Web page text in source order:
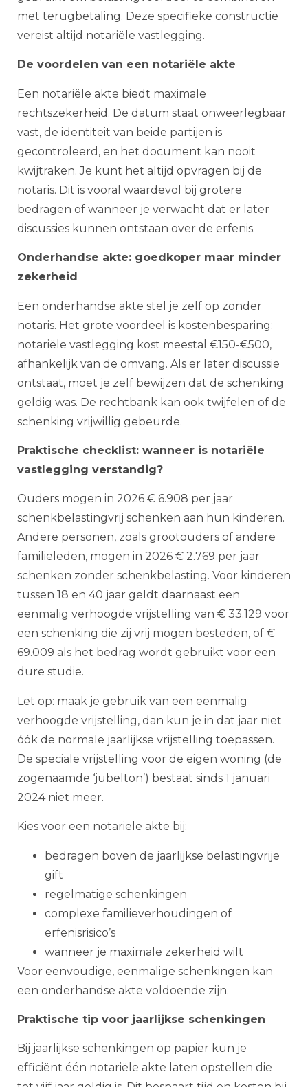
met terugbetaling. Deze specifieke constructie
vereist altijd notariële vastlegging.
De voordelen van een notariële akte
Een notariële akte biedt maximale
rechtszekerheid. De datum staat onweerlegbaar
vast, de identiteit van beide partijen is
gecontroleerd, en het document kan nooit
kwijtraken. Je kunt het altijd opvragen bij de
notaris. Dit is vooral waardevol bij grotere
bedragen of wanneer je verwacht dat er later
discussies kunnen ontstaan over de erfenis.
Onderhandse akte: goedkoper maar minder
zekerheid
Een onderhandse akte stel je zelf op zonder
notaris. Het grote voordeel is kostenbesparing:
notariële vastlegging kost meestal €150-€500,
afhankelijk van de omvang. Als er later discussie
ontstaat, moet je zelf bewijzen dat de schenking
geldig was. De rechtbank kan ook twijfelen of de
schenking vrijwillig gebeurde.
Praktische checklist: wanneer is notariële
vastlegging verstandig?
Ouders mogen in 2026 € 6.908 per jaar
schenkbelastingvrij schenken aan hun kinderen.
Andere personen, zoals grootouders of andere
familieleden, mogen in 2026 € 2.769 per jaar
schenken zonder schenkbelasting. Voor kinderen
tussen 18 en 40 jaar geldt daarnaast een
eenmalig verhoogde vrijstelling van € 33.129 voor
een schenking die zij vrij mogen besteden, of €
69.009 als het bedrag wordt gebruikt voor een
dure studie.
Let op: maak je gebruik van een eenmalig
verhoogde vrijstelling, dan kun je in dat jaar niet
óók de normale jaarlijkse vrijstelling toepassen.
De speciale vrijstelling voor de eigen woning (de
zogenaamde ‘jubelton’) bestaat sinds 1 januari
2024 niet meer.
Kies voor een notariële akte bij:
bedragen boven de jaarlijkse belastingvrije
gift
regelmatige schenkingen
complexe familieverhoudingen of
erfenisrisico’s
wanneer je maximale zekerheid wilt
Voor eenvoudige, eenmalige schenkingen kan
een onderhandse akte voldoende zijn.
Praktische tip voor jaarlijkse schenkingen
Bij jaarlijkse schenkingen op papier kun je
efficiënt één notariële akte laten opstellen die